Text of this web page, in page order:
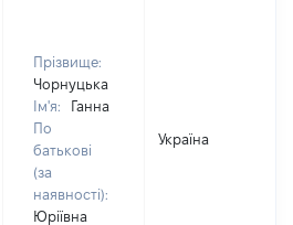
Прізвище:
Чорнуцька
Ім'я:
Ганна
По
батькові
(за
наявності):
Юріївна
Україна